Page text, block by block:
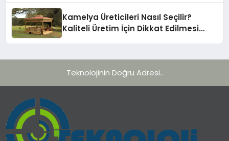
Kamelya Üreticileri Nasıl Seçilir?
Kaliteli Üretim İçin Dikkat Edilmesi
Teknolojinin Doğru Adresi..